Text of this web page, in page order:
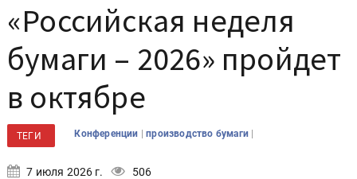
«Российская неделя
бумаги – 2026» пройдет
в октябре
ТЕГИ Конференции |производство бумаги |
7 июля 2026 г. 506